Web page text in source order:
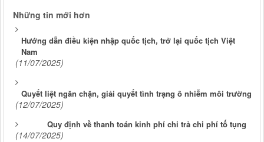
Những tin mới hơn
Hướng dẫn điều kiện nhập quốc tịch, trở lại quốc tịch Việt
Nam
(11/07/2025)
Quyết liệt ngăn chặn, giải quyết tình trạng ô nhiễm môi trường
(12/07/2025)
Quy định về thanh toán kinh phí chi trả chi phí tố tụng
(14/07/2025)